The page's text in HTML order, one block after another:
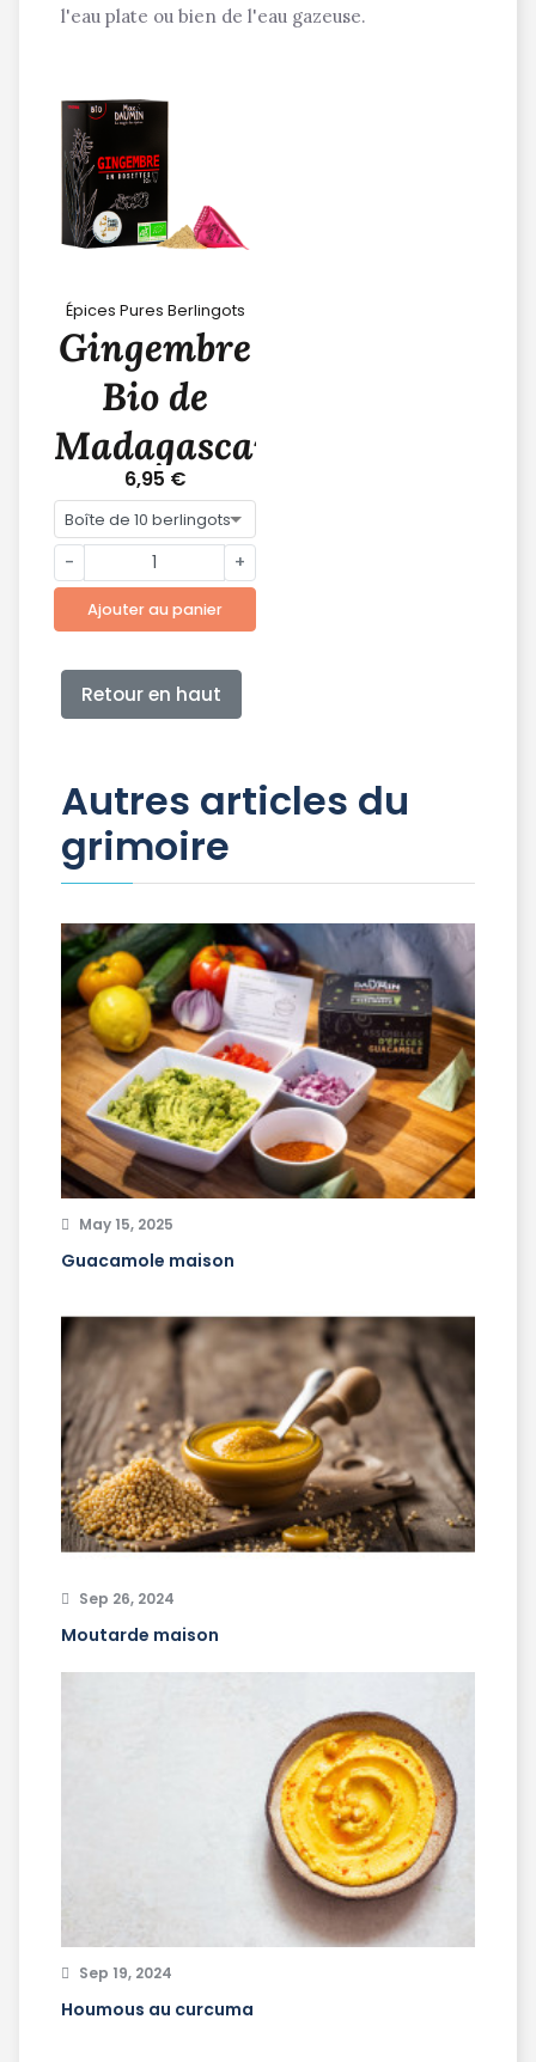
l'eau plate ou bien de l'eau gazeuse.
Épices Pures Berlingots
Gingembre
Bio de
Madagascar
6,95 €
- +
Ajouter au panier
Retour en haut
Autres articles du
grimoire
May 15, 2025
Guacamole maison
Sep 26, 2024
Moutarde maison
Sep 19, 2024
Houmous au curcuma